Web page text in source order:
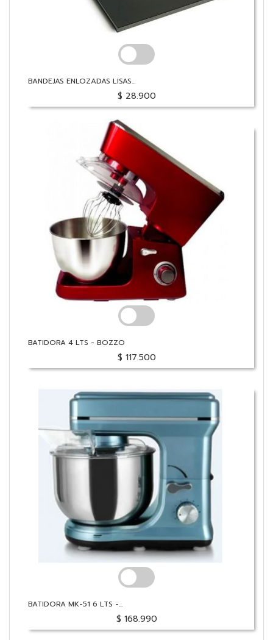
BANDEJAS ENLOZADAS LISAS...
$ 28.900
BATIDORA 4 LTS - BOZZO
$ 117.500
BATIDORA MK-51 6 LTS -...
$ 168.990